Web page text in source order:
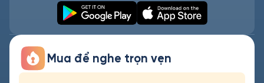
Mua để nghe trọn vẹn